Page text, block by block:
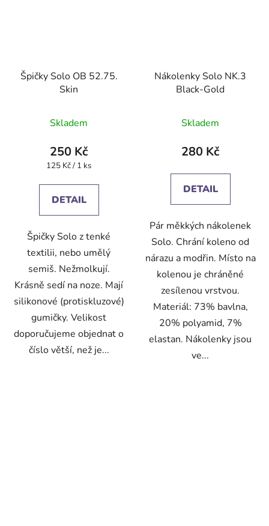
Špičky Solo OB 52.75.
Skin
Skladem
250 Kč
Měrná
125 Kč / 1 ks
DETAIL
Špičky Solo z tenké
textilii, nebo umělý
semiš. Nežmolkují.
Krásně sedí na noze. Mají
silikonové (protiskluzové)
gumičky. Velikost
doporučujeme objednat o
číslo větší, než je...
Nákolenky Solo NK.3
Black-Gold
Skladem
280 Kč
DETAIL
Pár měkkých nákolenek
Solo. Chrání koleno od
nárazu a modřin. Místo na
kolenou je chráněné
zesílenou vrstvou.
Materiál: 73% bavlna,
20% polyamid, 7%
elastan. Nákolenky jsou
ve...